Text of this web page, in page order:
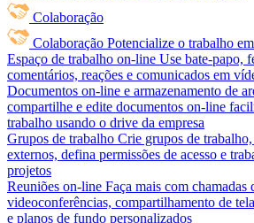
Colaboração
Colaboração Potencialize o trabalho
Espaço de trabalho on-line Use bate-papo,
comentários, reações e comunicados em
Documentos on-line e armazenamento de
compartilhe e edite documentos on-line
trabalho usando o drive da empresa
Grupos de trabalho Crie grupos de
externos, defina permissões de acesso e
projetos
Reuniões on-line Faça mais com chamadas
videoconferências, compartilhamento de
e planos de fundo personalizados